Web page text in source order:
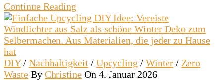
Continue Reading
DIY/ Nachhaltigkeit / Upcycling / Winter / Zero
Waste By Christine On 4. Januar 2026